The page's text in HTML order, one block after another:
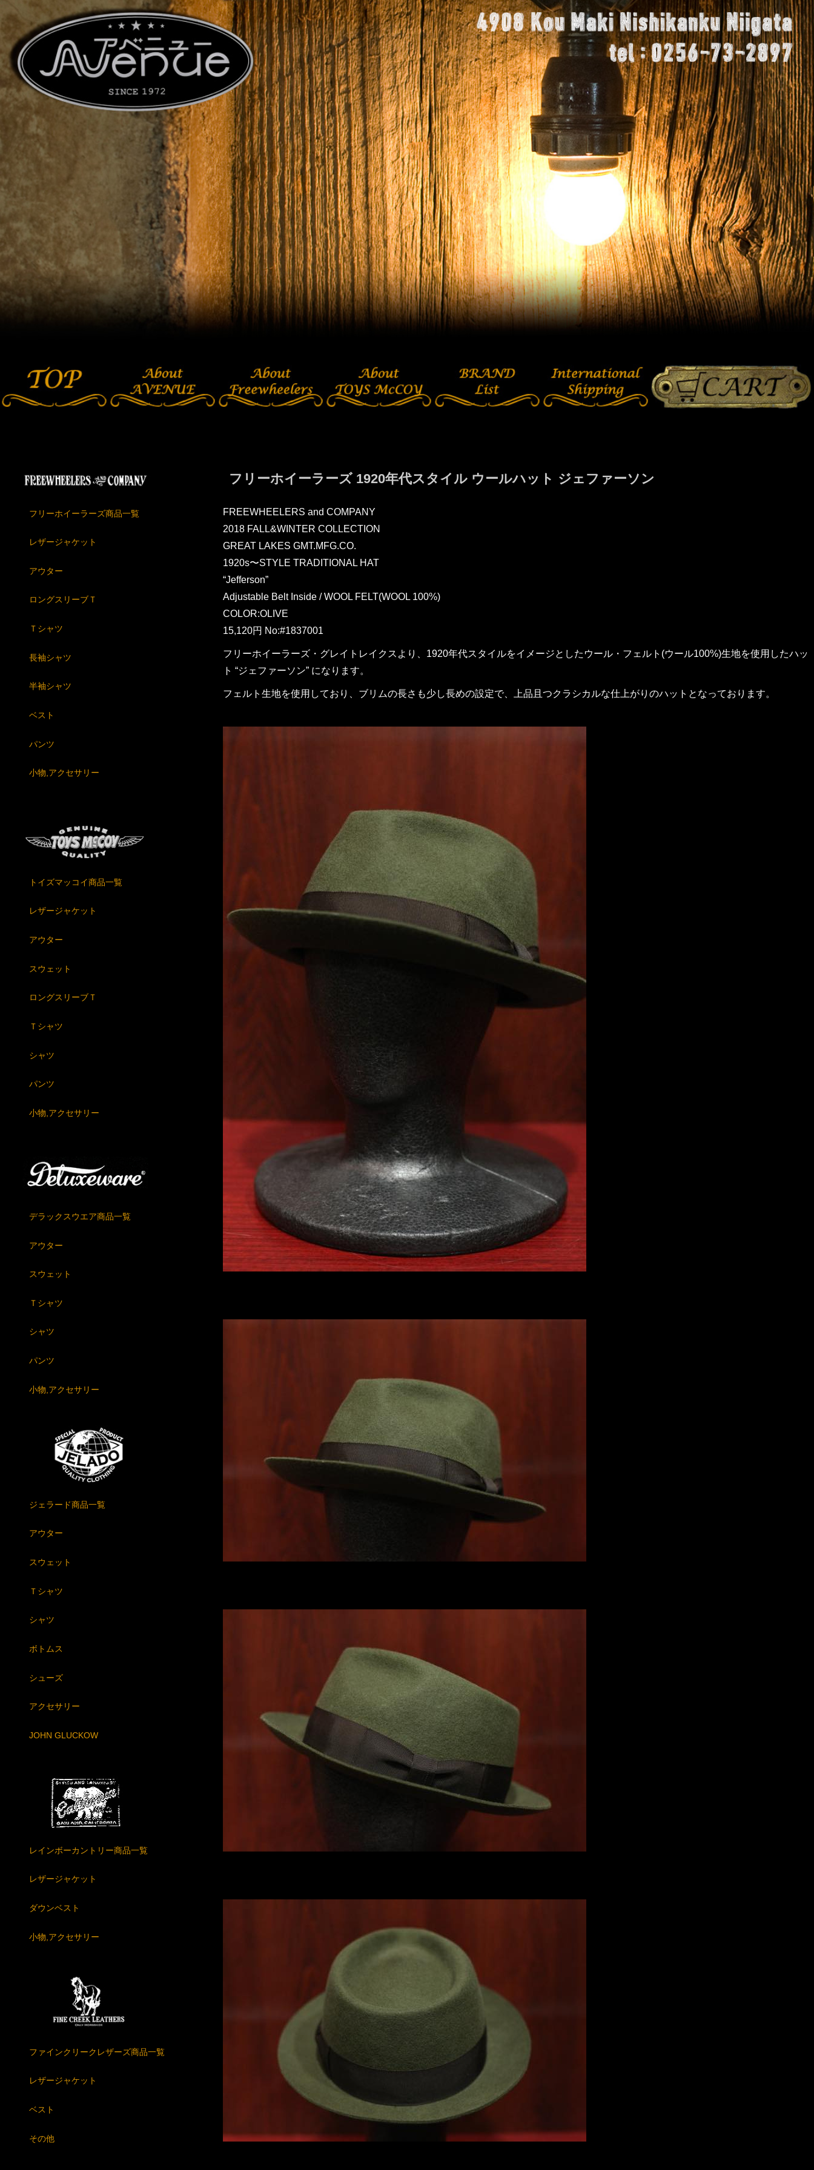
フリーホイーラーズ 1920年代スタイル ウールハット ジェファーソン
FREEWHEELERS and COMPANY
2018 FALL&WINTER COLLECTION
GREAT LAKES GMT.MFG.CO.
1920s〜STYLE TRADITIONAL HAT
“Jefferson”
Adjustable Belt Inside / WOOL FELT(WOOL 100%)
COLOR:OLIVE
15,120円 No:#1837001
フリーホイーラーズ・グレイトレイクスより、1920年代スタイルをイメージとしたウール・フェルト(ウール100%)生地を使用したハッ
ト “ジェファーソン” になります。
フェルト生地を使用しており、ブリムの長さも少し長めの設定で、上品且つクラシカルな仕上がりのハットとなっております。
フリーホイーラーズ商品一覧
レザージャケット
アウター
ロングスリーブＴ
Ｔシャツ
長袖シャツ
半袖シャツ
ベスト
パンツ
小物,アクセサリー
トイズマッコイ商品一覧
レザージャケット
アウター
スウェット
ロングスリーブＴ
Ｔシャツ
シャツ
パンツ
小物,アクセサリー
デラックスウエア商品一覧
アウター
スウェット
Ｔシャツ
シャツ
パンツ
小物,アクセサリー
ジェラード商品一覧
アウター
スウェット
Ｔシャツ
シャツ
ボトムス
シューズ
アクセサリー
JOHN GLUCKOW
レインボーカントリー商品一覧
レザージャケット
ダウンベスト
小物,アクセサリー
ファインクリークレザーズ商品一覧
レザージャケット
ベスト
その他